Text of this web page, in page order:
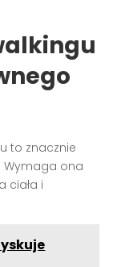
to znacznie
Wymaga ona
ciała i